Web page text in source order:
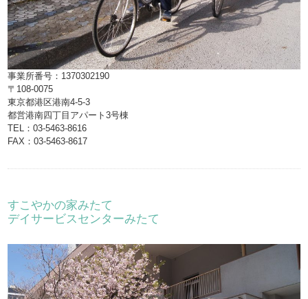
事業所番号：1370302190
〒108-0075
東京都港区港南4-5-3
都営港南四丁目アパート3号棟
TEL：03-5463-8616
FAX：03-5463-8617
すこやかの家みたて
デイサービスセンターみたて